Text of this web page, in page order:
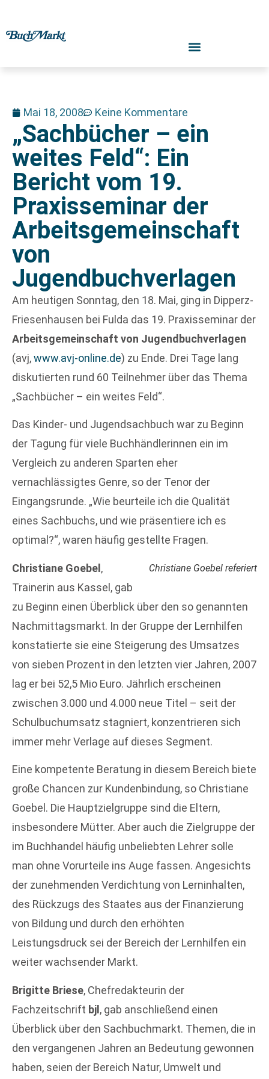
Mai 18, 2008 Keine Kommentare
„Sachbücher – ein
weites Feld“: Ein
Bericht vom 19.
Praxisseminar der
Arbeitsgemeinschaft
von
Jugendbuchverlagen
Am heutigen Sonntag, den 18. Mai, ging in Dipperz-
Friesenhausen bei Fulda das 19. Praxisseminar der
Arbeitsgemeinschaft von Jugendbuchverlagen
(avj,www.avj-online.de) zu Ende. Drei Tage lang
diskutierten rund 60 Teilnehmer über das Thema
„Sachbücher – ein weites Feld“.
Das Kinder- und Jugendsachbuch war zu Beginn
der Tagung für viele Buchhändlerinnen ein im
Vergleich zu anderen Sparten eher
vernachlässigtes Genre, so der Tenor der
Eingangsrunde. „Wie beurteile ich die Qualität
eines Sachbuchs, und wie präsentiere ich es
optimal?“, waren häufig gestellte Fragen.
Christiane Goebel referiert
Christiane Goebel,
Trainerin aus Kassel, gab
zu Beginn einen Überblick über den so genannten
Nachmittagsmarkt. In der Gruppe der Lernhilfen
konstatierte sie eine Steigerung des Umsatzes
von sieben Prozent in den letzten vier Jahren, 2007
lag er bei 52,5 Mio Euro. Jährlich erscheinen
zwischen 3.000 und 4.000 neue Titel – seit der
Schulbuchumsatz stagniert, konzentrieren sich
immer mehr Verlage auf dieses Segment.
Eine kompetente Beratung in diesem Bereich biete
große Chancen zur Kundenbindung, so Christiane
Goebel. Die Hauptzielgruppe sind die Eltern,
insbesondere Mütter. Aber auch die Zielgruppe der
im Buchhandel häufig unbeliebten Lehrer solle
man ohne Vorurteile ins Auge fassen. Angesichts
der zunehmenden Verdichtung von Lerninhalten,
des Rückzugs des Staates aus der Finanzierung
von Bildung und durch den erhöhten
Leistungsdruck sei der Bereich der Lernhilfen ein
weiter wachsender Markt.
Brigitte Briese, Chefredakteurin der
Fachzeitschrift bjl, gab anschließend einen
Überblick über den Sachbuchmarkt. Themen, die in
den vergangenen Jahren an Bedeutung gewonnen
haben, seien der Bereich Natur, Umwelt und